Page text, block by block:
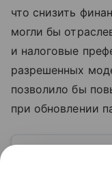
что снизить
могли бы
и налоговые
разрешенных
позволило бы
при обновлении